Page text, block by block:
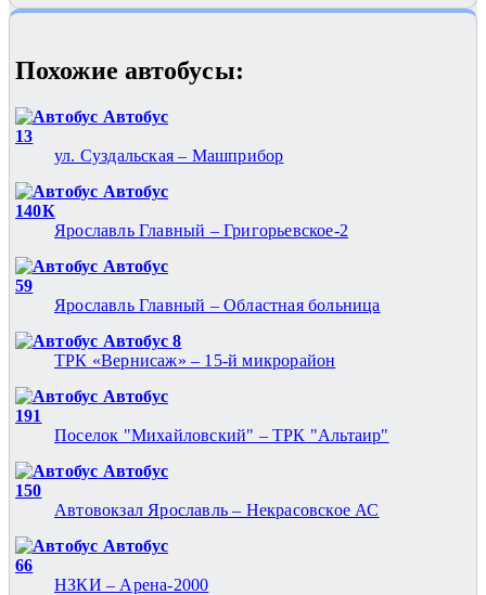
Похожие автобуcы:
Автобус
13
ул. Суздальская – Машприбор
Автобус
140К
Ярославль Главный – Григорьевское-2
Автобус
59
Ярославль Главный – Областная больница
Автобус 8
ТРК «Вернисаж» – 15-й микрорайон
Автобус
191
Поселок "Михайловский" – ТРК "Альтаир"
Автобус
150
Автовокзал Ярославль – Некрасовское АС
Автобус
66
НЗКИ – Арена-2000